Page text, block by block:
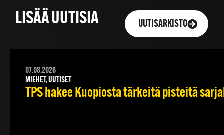
LISÄÄ UUTISIA UUTISARKISTO
07.08.2026
MIEHET, UUTISET
TPS hakee Kuopiosta tärkeitä pisteitä